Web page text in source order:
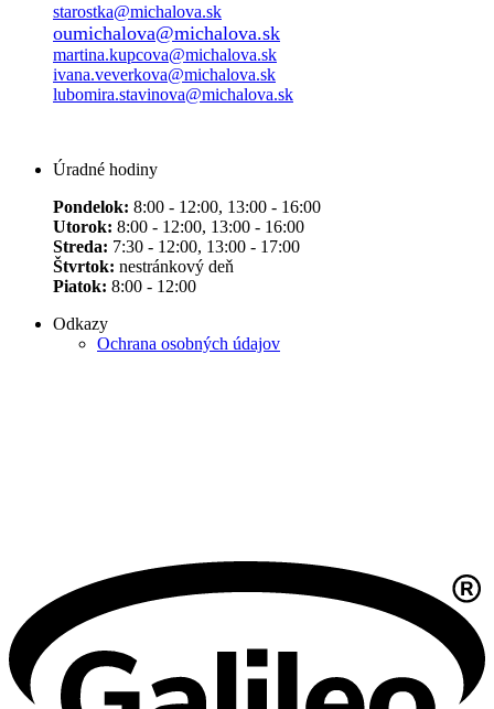
starostka@michalova.sk
oumichalova@michalova.sk
martina.kupcova@michalova.sk
ivana.veverkova@michalova.sk
lubomira.stavinova@michalova.sk
Úradné hodiny
Pondelok: 8:00 - 12:00, 13:00 - 16:00
Utorok: 8:00 - 12:00, 13:00 - 16:00
Streda: 7:30 - 12:00, 13:00 - 17:00
Štvrtok: nestránkový deň
Piatok: 8:00 - 12:00
Odkazy
Ochrana osobných údajov